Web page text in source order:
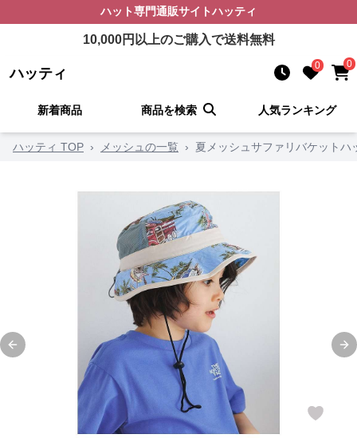
ハット専門通販サイトハッティ
10,000円以上のご購入で送料無料
ハッティ 0 0
新着商品 商品を検索 人気ランキング
ハッティ TOP › メッシュの一覧 › 夏メッシュサファリバケットハ
Previous slide